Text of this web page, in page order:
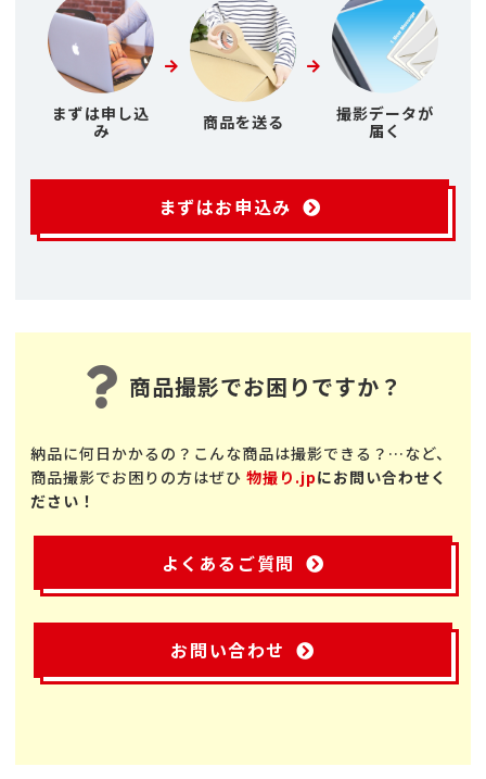
まずは申し込
み
商品を送る
撮影データが
届く
まずはお申込み
商品撮影でお困りですか？
納品に何日かかるの？こんな商品は撮影できる？…など、
商品撮影でお困りの方はぜひ 物撮り.jpにお問い合わせく
ださい！
よくあるご質問
お問い合わせ